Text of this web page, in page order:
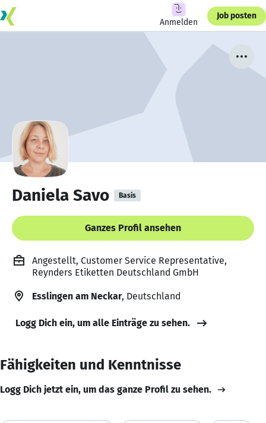
Anmelden
Job posten
Daniela Savo Basis
Ganzes Profil ansehen
Angestellt, Customer Service Representative,
Reynders Etiketten Deutschland GmbH
Esslingen am Neckar, Deutschland
Logg Dich ein, um alle Einträge zu sehen.
Fähigkeiten und Kenntnisse
Logg Dich jetzt ein, um das ganze Profil zu sehen.